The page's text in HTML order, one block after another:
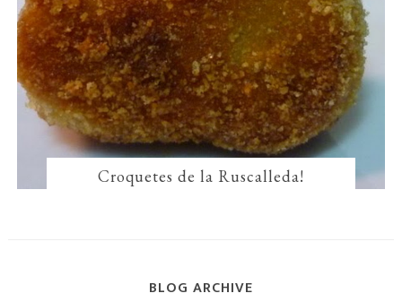
Croquetes de la Ruscalleda!
BLOG ARCHIVE